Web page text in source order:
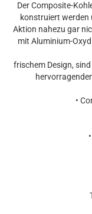
Der Composite-
konstruiert werden
Aktion nahezu gar
mit Aluminium-
frischem Design,
•